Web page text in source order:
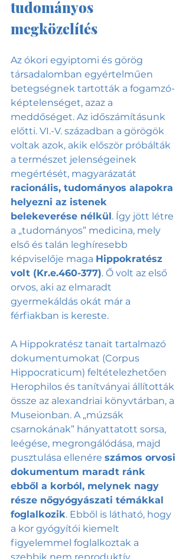
tudományos
megközelítés
Az ókori egyiptomi és görög
társadalomban egyértelműen
betegségnek tartották a fogamzó-
képtelenséget, azaz a
meddőséget. Az időszámításunk
előtti. VI.-V. században a görögök
voltak azok, akik először próbálták
a természet jelenségeinek
megértését, magyarázatát
racionális, tudományos alapokra
helyezni az istenek
belekeverése nélkül. Így jött létre
a „tudományos” medicina, mely
első és talán leghíresebb
képviselője maga Hippokratész
volt (Kr.e.460-377). Ő volt az első
orvos, aki az elmaradt
gyermekáldás okát már a
férfiakban is kereste.
A Hippokratész tanait tartalmazó
dokumentumokat (Corpus
Hippocraticum) feltételezhetően
Herophilos és tanítványai állították
össze az alexandriai könyvtárban, a
Museionban. A „múzsák
csarnokának” hányattatott sorsa,
leégése, megrongálódása, majd
pusztulása ellenére számos orvosi
dokumentum maradt ránk
ebből a korból, melynek nagy
része nőgyógyászati témákkal
foglalkozik. Ebből is látható, hogy
a kor gyógyítói kiemelt
figyelemmel foglalkoztak a